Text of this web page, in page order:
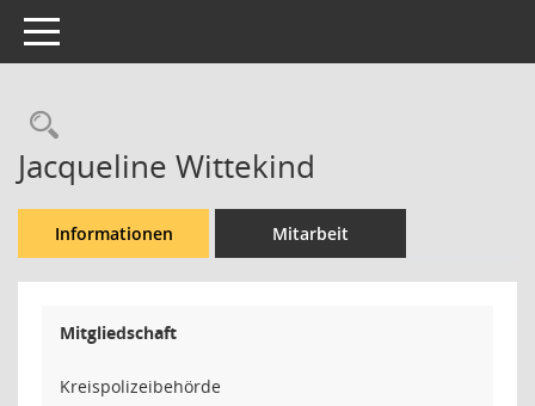
Toggle navigation
Rechercheauswahl
Jacqueline Wittekind
Informationen Mitarbeit
Mitgliedschaft
Kreispolizeibehörde